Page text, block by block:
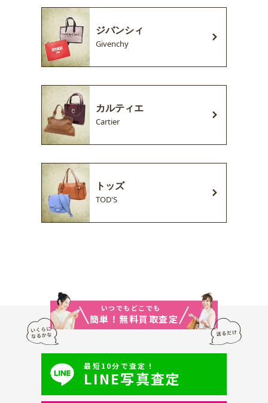
ジバンシィ
Givenchy
カルティエ
Cartier
トッズ
TOD'S
いつでもどこでも
簡単！無料買取査定
最短10分で査定！
LINE写真査定